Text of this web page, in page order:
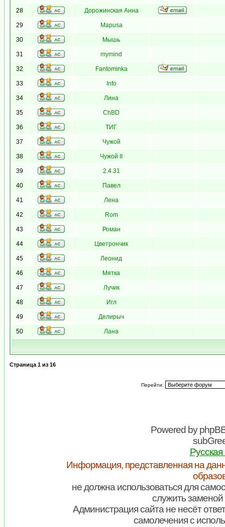
28 Дорожинская Анна
29 Mapusa
30 Мышь
31 mymind
32 Fantominka
33 Info
34 Лина
35 ChBD
36 ТИГ
37 Чужой
38 Чужой II
39 2.4.31
40 Павел
41 Лена
42 Rom
43 Роман
44 Цветрончик
45 Леонид
46 Мятка
47 Лучик
48 Игл
49 Делирыч
50 Лана
Страница 1 из 16
Перейти:
Powered by
Информация, представленная на
не должна использоваться для
служить заменой
Администрация сайта не несёт
самолечения с